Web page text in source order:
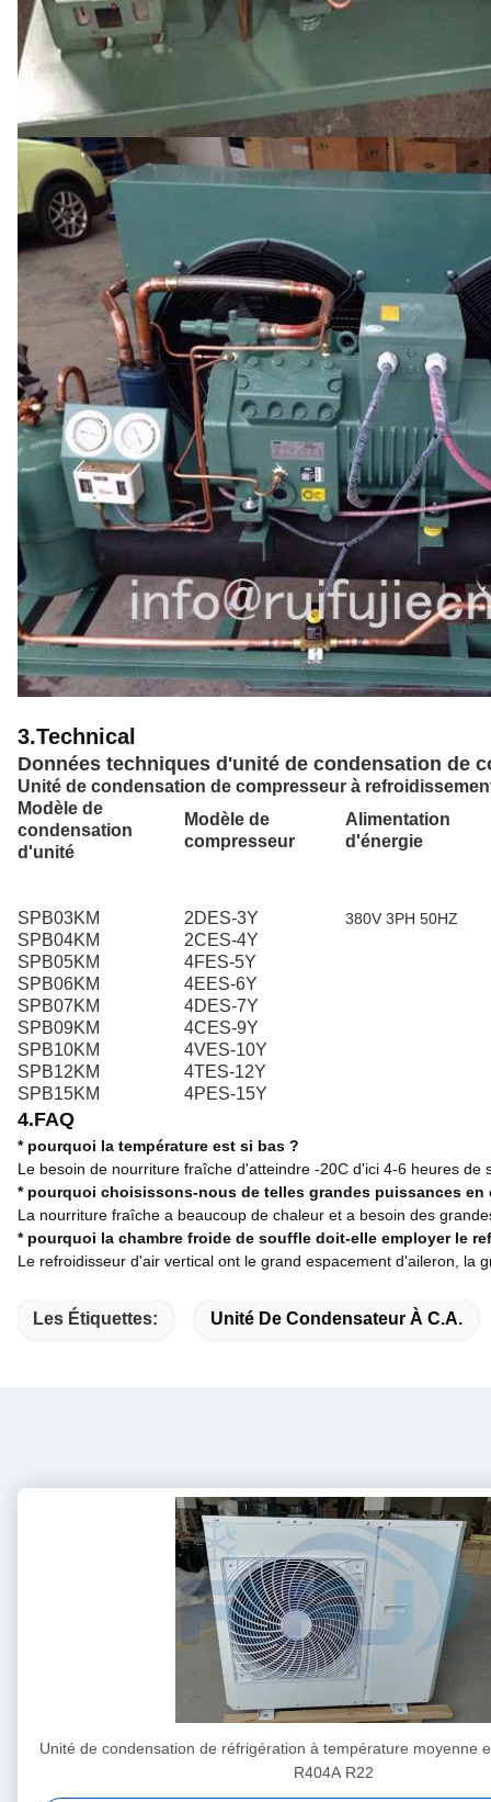
3.Technical
Données techniques d'unité de condensation de
Unité de condensation de compresseur à
Modèle de
condensation
d'unité
Modèle de
compresseur
Alimentation
d'énergie
SPB03KM 2DES-3Y 380V 3PH 50HZ
SPB04KM
2CES-4Y
SPB05KM
4FES-5Y
SPB06KM
4EES-6Y
SPB07KM
4DES-7Y
SPB09KM
4CES-9Y
SPB10KM
4VES-10Y
SPB12KM
4TES-12Y
SPB15KM
4PES-15Y
4.FAQ
* pourquoi la température est si bas ?
Le besoin de nourriture fraîche d'atteindre -20C d'ici 4-6 heures
* pourquoi choisissons-nous de telles grandes puissances en
La nourriture fraîche a beaucoup de chaleur et a besoin des
* pourquoi la chambre froide de souffle doit-elle employer le
Le refroidisseur d'air vertical ont le grand espacement d'aileron, la
Les Étiquettes: Unité De Condensateur À C.A.
Unité de condensation de réfrigération à température moyenne
R404A R22